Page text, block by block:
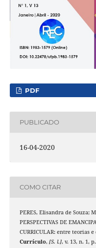
PDF
PUBLICADO
16-04-2020
COMO CITAR
PERES, Elisandra de Souza;
PERSPECTIVAS DE
CURRICULAR: entre teorias e
Currículo, [S. l.], v. 13, n. 1,